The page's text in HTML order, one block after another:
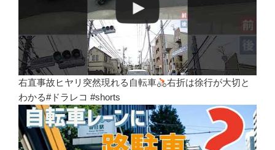
右直事故ヒヤリ突然現れる自転車
右折は徐行が大切と
わかる#ドラレコ #shorts